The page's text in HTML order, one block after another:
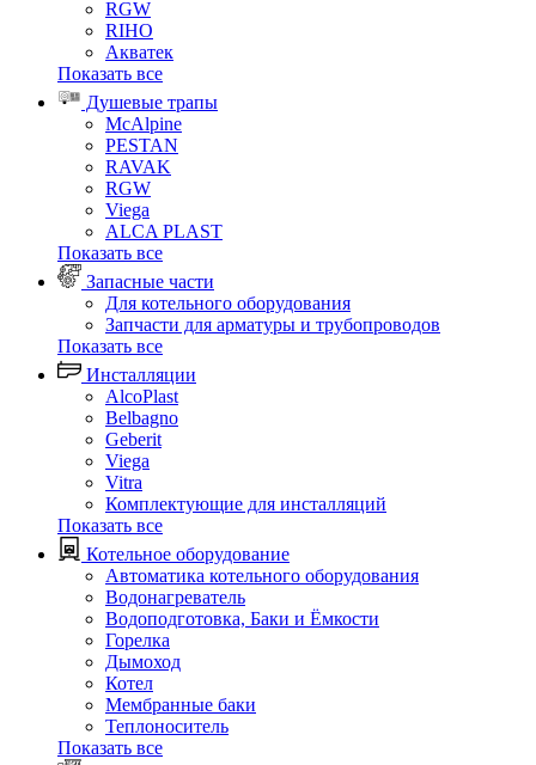
RGW
RIHO
Акватек
Показать все
Душевые трапы
McAlpine
PESTAN
RAVAK
RGW
Viega
АLCA PLAST
Показать все
Запасные части
Для котельного оборудования
Запчасти для арматуры и трубопроводов
Показать все
Инсталляции
AlcoPlast
Belbagno
Geberit
Viega
Vitra
Комплектующие для инсталляций
Показать все
Котельное оборудование
Автоматика котельного оборудования
Водонагреватель
Водоподготовка, Баки и Ёмкости
Горелка
Дымоход
Котел
Мембранные баки
Теплоноситель
Показать все